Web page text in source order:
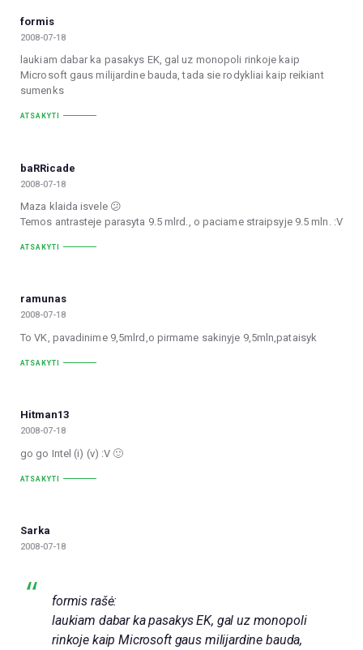
formis
2008-07-18
laukiam dabar ka pasakys EK, gal uz monopoli rinkoje kaip
Microsoft gaus milijardine bauda, tada sie rodykliai kaip reikiant
sumenks
ATSAKYTI
baRRicade
2008-07-18
Maza klaida isvele 😕
Temos antrasteje parasyta 9.5 mlrd., o paciame straipsyje 9.5 mln. :V
ATSAKYTI
ramunas
2008-07-18
To VK, pavadinime 9,5mlrd,o pirmame sakinyje 9,5mln,pataisyk
ATSAKYTI
Hitman13
2008-07-18
go go Intel (i) (v) :V 🙂
ATSAKYTI
Sarka
2008-07-18
formis rašė:
laukiam dabar ka pasakys EK, gal uz monopoli
rinkoje kaip Microsoft gaus milijardine bauda,